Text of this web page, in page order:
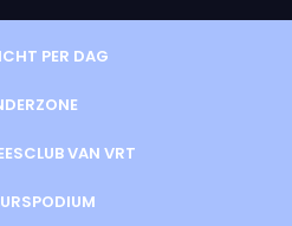
PER DAG
VAN VRT